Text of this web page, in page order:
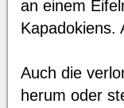
an einem
Kapadokiens.
Auch die
herum oder